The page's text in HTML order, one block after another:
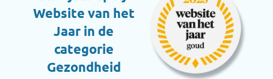
Website van het
Jaar in de
categorie
Gezondheid